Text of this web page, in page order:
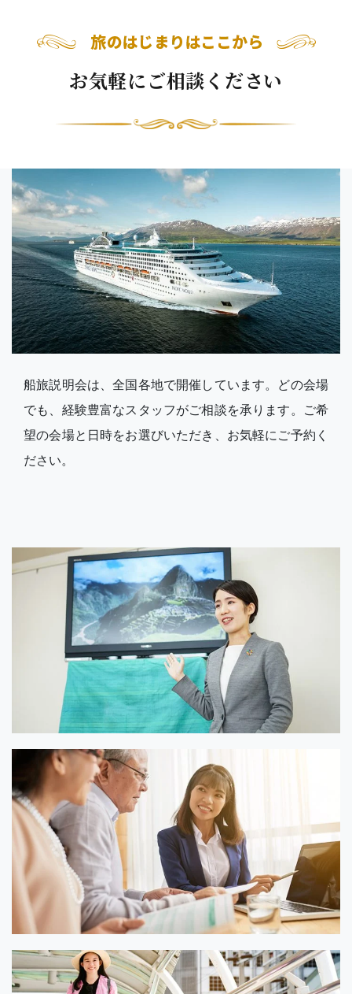
お気軽にご相談ください
船旅説明会は、全国各地で開催しています。どの会場
でも、経験豊富なスタッフがご相談を承ります。ご希
望の会場と日時をお選びいただき、お気軽にご予約く
ださい。